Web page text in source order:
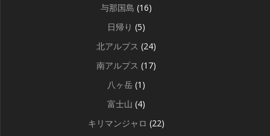
与那国島 (16)
日帰り (5)
北アルプス (24)
南アルプス (17)
八ヶ岳 (1)
富士山 (4)
キリマンジャロ (22)